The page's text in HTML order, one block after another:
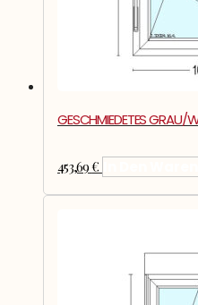
GESCHMIEDETES GRAU/
453,69€